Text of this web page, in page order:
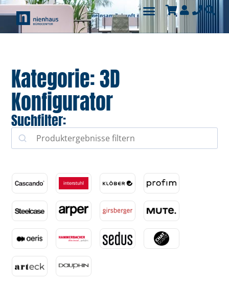
Kategorie: 3D
Konfigurator
Suchfilter: